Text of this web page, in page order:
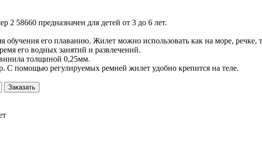
2 58660 предназначен для детей от 3 до 6 лет.
его плаванию. Жилет можно использовать как на море, речке,
его водных занятий и развлечений.
толщиной 0,25мм.
С помощью регулируемых ремней жилет удобно крепится на теле.
Заказать